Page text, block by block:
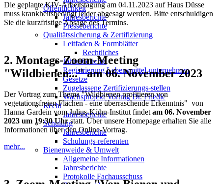
Öffentlichkeit
Jahresberichte
Presseberichte
Qualitätssicherung & Zertifizierung
Leitfaden & Formblätter
Rechtliches
Jahresberichte
Registrierung Lebensmittel-unternehmen
Gesetze
Zugelassene Zertifizierungs-stellen
Wachsprojekt Vortrag Dr. Friedle
Recht
Jahresberichte
Schulung
Jahresberichte
Schulungs-referenten
Bienenweide & Umwelt
Allgemeine Informationen
Jahresberichte
Protokolle Fachausschuss
Die geplante KIV-Arbeitstagung am 04.11.2023 auf Haus Düsse
muss krankheitsbedingt leider abgesagt werden. Bitte entschuldigen
Sie die kurzfristige Absage des Termins.
2. Montags-Zoom-Meeting
"Wildbienen..." am 06. November 2023
Der Vortrag zum Thema "Wildbienen profitieren von
vegetationsfreien Flächen - eine überraschende Erkenntnis" von
Hanna Gardein vom Julius-Kühn-Institut findet am 06. November
2023 um 19:30 Uhrstatt. Über unsere Homepage erhalten Sie alle
Informationen über den Online-Vortrag.
mehr...